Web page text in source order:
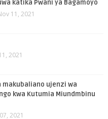
katika Pwani ya Bagamoyo
11, 2021
2021
makubaliano ujenzi wa
kwa Kutumia Miundmbinu
2021